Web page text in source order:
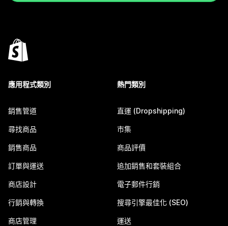
應用程式類別
銷售管道
尋找商品
銷售商品
訂單與運送
商店設計
行銷與轉換
商店管理
熱門類別
直運 (Dropshipping)
市集
商品評價
追加銷售和套裝組合
電子郵件行銷
搜尋引擎最佳化 (SEO)
運送